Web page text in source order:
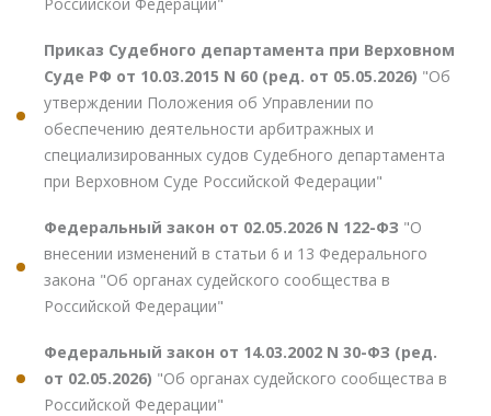
Приказ Судебного департамента при Верховном
Суде РФ от 10.03.2015 N 60 (ред. от 05.05.2026) "Об
утверждении Положения об Управлении по
обеспечению деятельности арбитражных и
специализированных судов Судебного департамента
при Верховном Суде Российской Федерации"
Федеральный закон от 02.05.2026 N 122-ФЗ "О
внесении изменений в статьи 6 и 13 Федерального
закона "Об органах судейского сообщества в
Российской Федерации"
Федеральный закон от 14.03.2002 N 30-ФЗ (ред.
от 02.05.2026) "Об органах судейского сообщества в
Российской Федерации"